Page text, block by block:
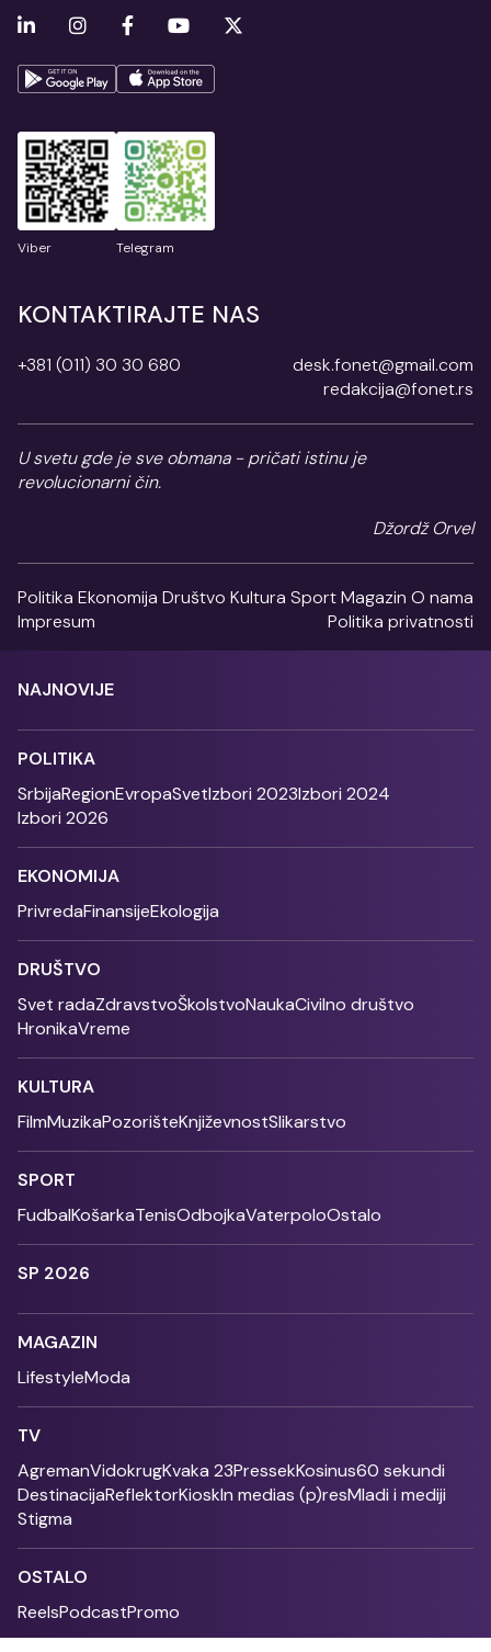
Viber Telegram
KONTAKTIRAJTE NAS
+381 (011) 30 30 680
desk.fonet@gmail.com
redakcija@fonet.rs
U svetu gde je sve obmana - pričati istinu je
revolucionarni čin.
Džordž Orvel
Politika Ekonomija Društvo Kultura SportMagazin O nama
Impresum
Politika privatnosti
NAJNOVIJE
POLITIKA
SrbijaRegionEvropaSvetIzbori 2023Izbori 2024
Izbori 2026
EKONOMIJA
PrivredaFinansijeEkologija
DRUŠTVO
Svet radaZdravstvoŠkolstvoNaukaCivilno društvo
HronikaVreme
KULTURA
FilmMuzikaPozorišteKnjiževnostSlikarstvo
SPORT
FudbalKošarkaTenisOdbojkaVaterpoloOstalo
SP 2026
MAGAZIN
LifestyleModa
TV
AgremanVidokrugKvaka 23PressekKosinus60 sekundi
DestinacijaReflektorKioskIn medias (p)resMladi i mediji
Stigma
OSTALO
ReelsPodcastPromo